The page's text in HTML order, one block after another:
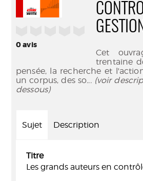
0avis
Cet
trentaine
pensée, la recherche et
un corpus, des so... (voir
dessous)
Sujet Description
Titre
Les grands auteurs en